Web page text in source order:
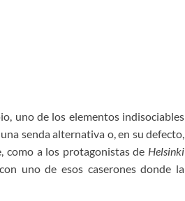
uno de los elementos indisociables
senda alternativa o, en su defecto,
como a los protagonistas de Helsinki
uno de esos caserones donde la